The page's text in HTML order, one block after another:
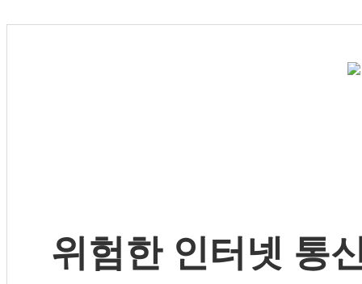
위험한 인터넷 통